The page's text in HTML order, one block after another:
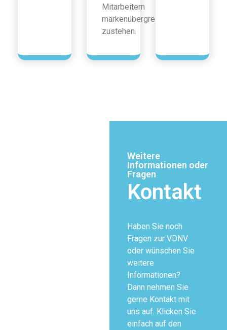
Mitarbeitern
markenübergreifend
zustehen.
Weitere
Informationen oder
Fragen
Kontakt
Haben Sie noch
Fragen zur VDNV
oder wünschen Sie
weitere
Informationen?
Dann nehmen Sie
gerne Kontakt mit
uns auf. Klicken Sie
einfach auf den